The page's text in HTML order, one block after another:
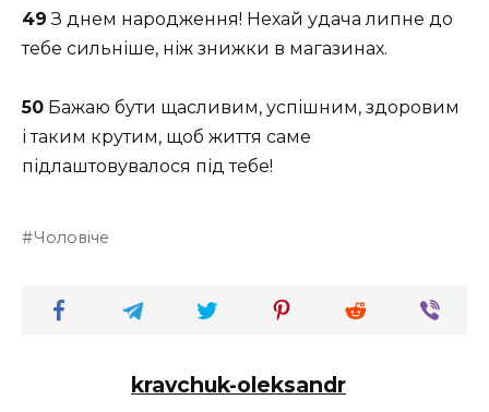
49 З днем народження! Нехай удача липне до
тебе сильніше, ніж знижки в магазинах.
50 Бажаю бути щасливим, успішним, здоровим
і таким крутим, щоб життя саме
підлаштовувалося під тебе!
Чоловіче
kravchuk-oleksandr